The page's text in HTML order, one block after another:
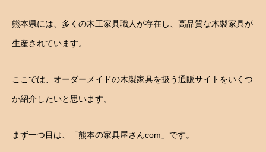
熊本県には、多くの木工家具職人が存在し、高品質な木製家具が
生産されています。
ここでは、オーダーメイドの木製家具を扱う通販サイトをいくつ
か紹介したいと思います。
まず一つ目は、「熊本の家具屋さんcom」です。